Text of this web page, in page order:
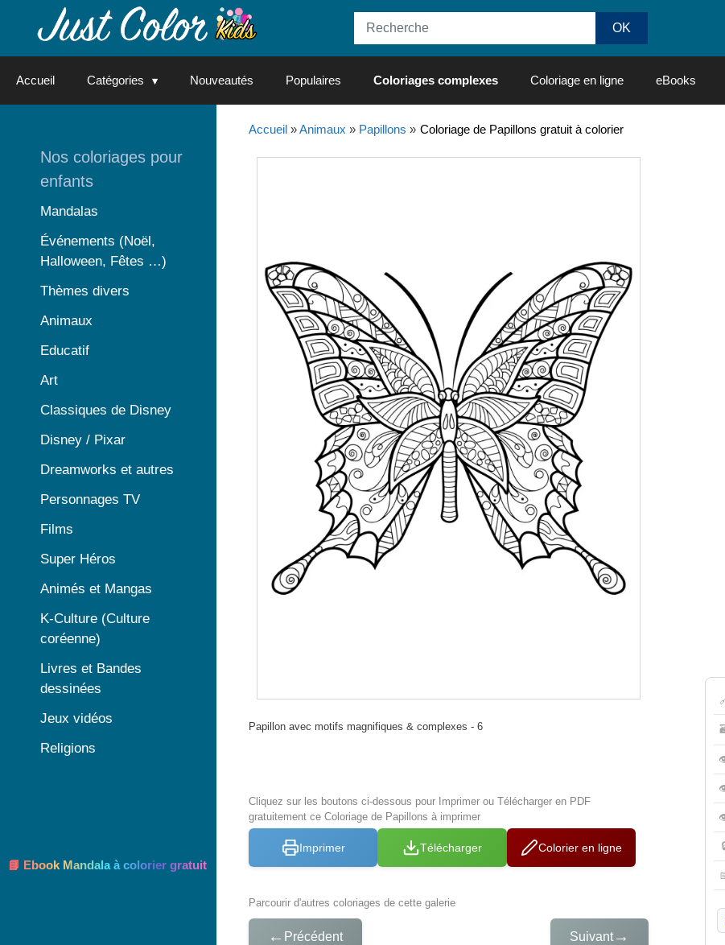
Accueil Catégories Nouveautés Populaires Coloriages complexes Coloriage en ligne eBooks
Accueil»Animaux » Papillons » Coloriage de Papillons gratuit à colorier
Papillon avec motifs magnifiques & complexes - 6
Cliquez sur les boutons ci-dessous pour Imprimer ou Télécharger en PDF
gratuitement ce Coloriage de Papillons à imprimer
Imprimer Télécharger Colorier en ligne
Parcourir d'autres coloriages de cette galerie
← Précédent Suivant→
Nos coloriages pour
enfants
Mandalas
Événements (Noël,
Halloween, Fêtes …)
Thèmes divers
Animaux
Educatif
Art
Classiques de Disney
Disney / Pixar
Dreamworks et autres
Personnages TV
Films
Super Héros
Animés et Mangas
K-Culture (Culture
coréenne)
Livres et Bandes
dessinées
Jeux vidéos
Religions
📘 Ebook Mandala à colorier gratuit